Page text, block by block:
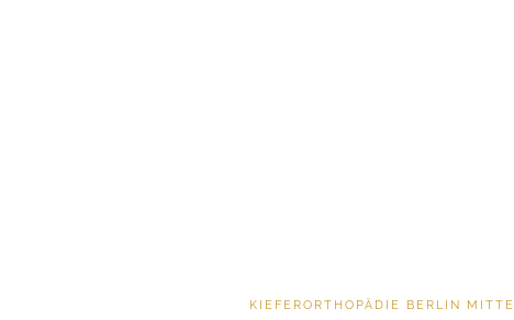
KIEFERORTHOPÄDIE BERLIN MITTE